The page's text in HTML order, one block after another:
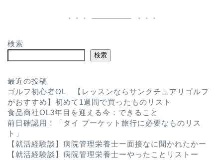
検索
検索
最近の投稿
ゴルフ初心者OL 【レッスンならサンクチュアリゴルフ
がおすすめ】初めて1週間で買ったものリスト
食品商社OL3年目を迎える今：できること
前日確認用！「タイ プーケット旅行に必要なものリス
ト」
【就活経験談】病院管理栄養士ー面接なに聞かれたかー
【就活経験談】病院管理栄養士ーやったことリストー